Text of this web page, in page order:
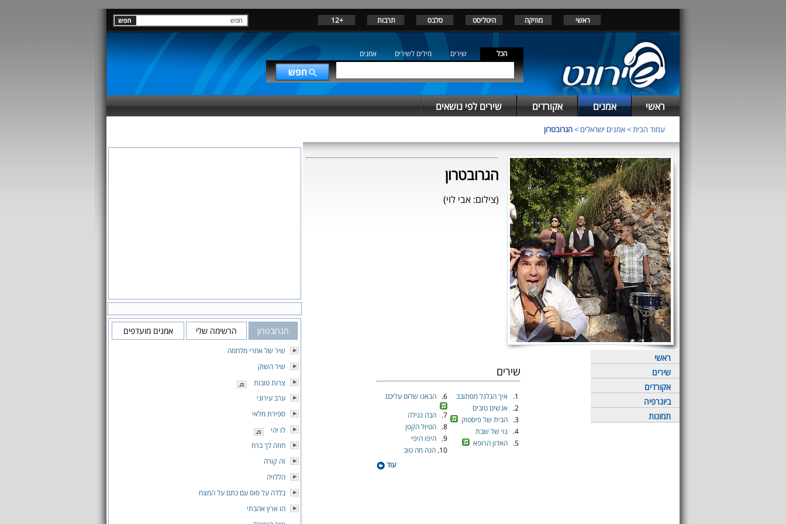
ראשי מוזיקה היטליסט סלבס תרבות +12
הכל שירים מילים לשירים אמנים
ראשי אמנים אקורדים שירים לפי נושאים
עמוד הבית>אמנים ישראלים >הגרובטרון
הגרובטרון
(צילום: אבי לוי)
ראשי
שירים
אקורדים
ביוגרפיה
תמונות
שירים
1.
איך הגלגל מסתובב
2.
אנשים טובים
3.
הבית של פיסטוק
4.
גוי של שבת
5.
האדון הרופא
6.
הבאנו שלום עליכם
7.
הבה נגילה
8.
הטיול הקטן
9.
היפו היפי
10. הנה מה טוב
עוד
הגרובטרון הרשימה שלי אמנים מועדפים
שיר של אחרי מלחמה
שיר השוק
צרות טובות
ערב עירוני
ספירת מלאי
לו יהי
חוזה לך ברח
זה קורה
הללויה
בלדה על סוס עם כתם על המצח
הו ארץ אהבתי